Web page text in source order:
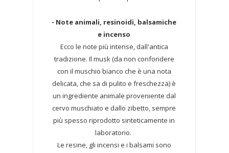
- Note animali, resinoidi, balsamiche
e incenso
Ecco le note più intense, dall'antica
tradizione. Il musk (da non confondere
con il muschio bianco che è una nota
delicata, che sa di pulito e freschezza) è
un ingrediente animale proveniente dal
cervo muschiato e dallo zibetto, sempre
più spesso riprodotto sinteticamente in
laboratorio.
Le resine, gli incensi e i balsami sono